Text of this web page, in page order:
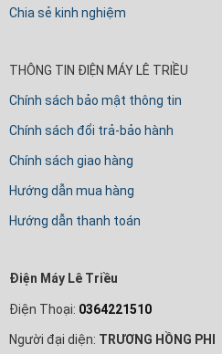
Chia sẻ kinh nghiệm
THÔNG TIN ĐIỆN MÁY LÊ TRIỀU
Chính sách bảo mật thông tin
Chính sách đổi trả-bảo hành
Chính sách giao hàng
Hướng dẫn mua hàng
Hướng dẫn thanh toán
Điện Máy Lê Triều
Điện Thoại: 0364221510
Người đại diện: TRƯƠNG HỒNG PHI